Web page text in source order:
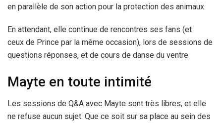
en parallèle de son action pour la protection des animaux.
En attendant, elle continue de rencontres ses fans (et
ceux de Prince par la même occasion), lors de sessions de
questions réponses, et de cours de danse du ventre
Mayte en toute intimité
Les sessions de Q&A avec Mayte sont très libres, et elle
ne refuse aucun sujet. Que ce soit sur sa place au sein des